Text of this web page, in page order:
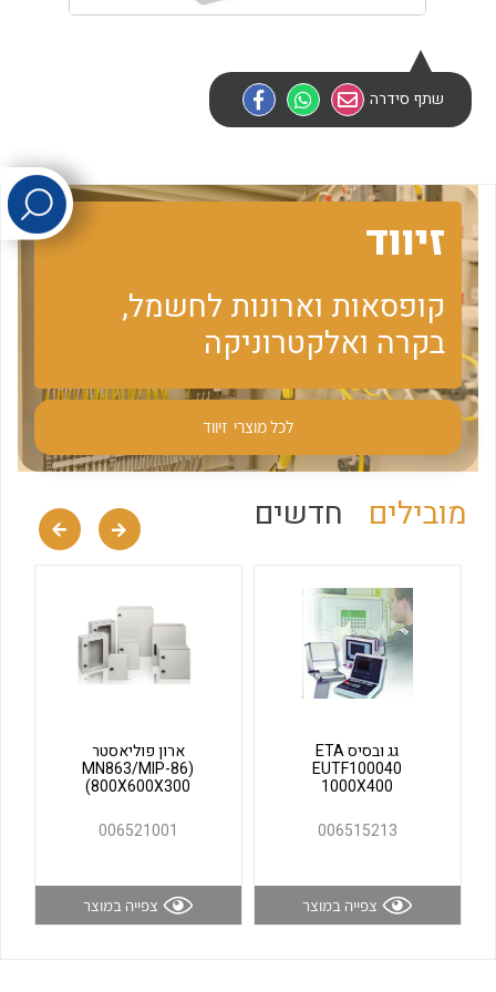
לכל מוצרי היצרן
לכל מוצרי היצרן לכל מוצרי היצרן
לכל מוצרי היצרן לכל מוצרי היצרן
שתף סידרה
זיווד
קופסאות וארונות לחשמל,
בקרה ואלקטרוניקה
לכל מוצרי זיווד
מובילים חדשים
גג ובסיס ETA
EUTF100040
1000X400
006515213
צפייה במוצר
ארון פוליאסטר
(MN863/MIP-86
(800X600X300
006521001
צפייה במוצר